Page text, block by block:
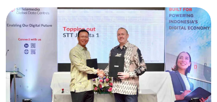
fasilitas pendidikan di masing-masing negara anggota.
Mengutip Buku Ilmu Pengetahuan Sosial (IPS) Paket A
Setara […]